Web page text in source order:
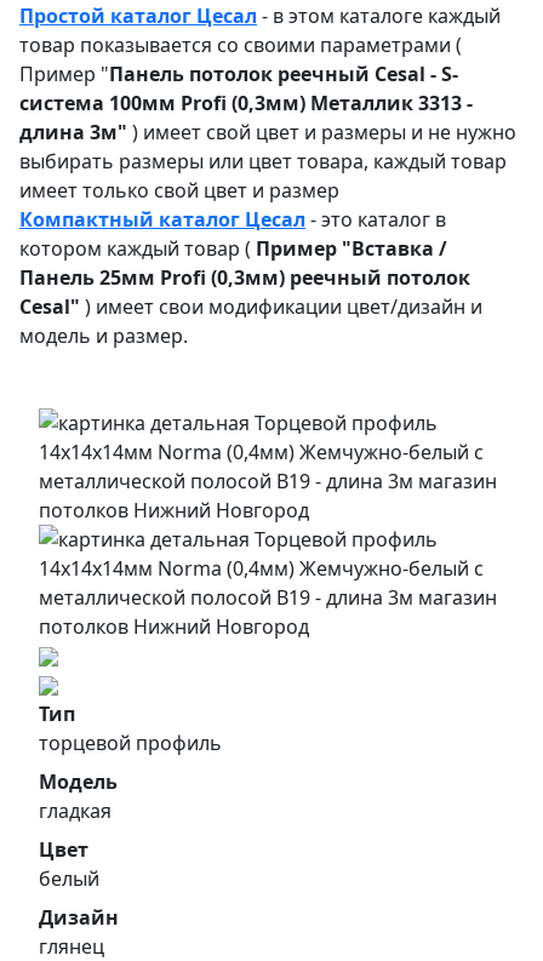
Простой каталог Цесал - в этом каталоге каждый
товар показывается со своими параметрами (
Пример "Панель потолок реечный Cesal - S-
система 100мм Profi (0,3мм) Металлик 3313 -
длина 3м" ) имеет свой цвет и размеры и не нужно
выбирать размеры или цвет товара, каждый товар
имеет только свой цвет и размер
Компактный каталог Цесал - это каталог в
котором каждый товар ( Пример "Вставка /
Панель 25мм Profi (0,3мм) реечный потолок
Cesal" ) имеет свои модификации цвет/дизайн и
модель и размер.
Тип
торцевой профиль
Модель
гладкая
Цвет
белый
Дизайн
глянец